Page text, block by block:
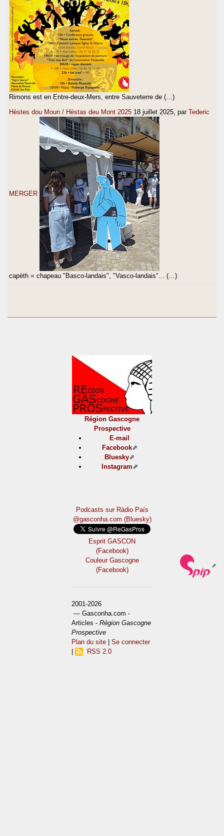
Rimons est en Entre-deux-Mers, entre Sauveterre de (…)
Hèstes dou Moun / Hèstas deu Mont 2025 18 juillet 2025 , par Tederic
MERGER
capèth = chapeau "Basco-landais", "Vasco-landais"... (…)
Région Gascogne
Prospective
E-mail
Facebook
Bluesky
Instagram
Podcasts sur Ràdio País
@gasconha.com (Bluesky)
Esprit GASCON
(Facebook)
Couleur Gascogne
(Facebook)
2001-2026
— Gasconha.com -
Articles -Région Gascogne
Prospective
Plan du site |Se connecter
RSS 2.0